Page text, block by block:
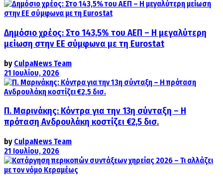
Δημόσιο χρέος: Στο 143,5% του ΑΕΠ – Η μεγαλύτερη
μείωση στην ΕΕ σύμφωνα με τη Eurostat
by CulpaNews Team
21 Ιουλίου, 2026
Π. Μαρινάκης: Κόντρα για την 13η σύνταξη – Η
πρόταση Ανδρουλάκη κοστίζει €2,5 δισ.
by CulpaNews Team
21 Ιουλίου, 2026